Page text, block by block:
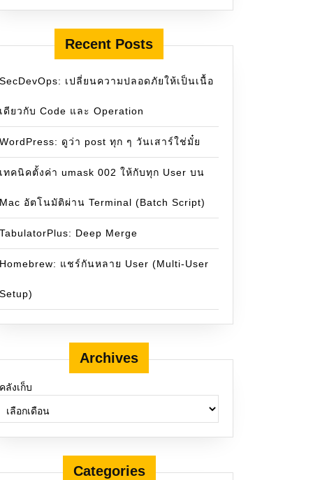
Recent Posts
SecDevOps: เปลี่ยนความปลอดภัยให้เป็นเนื้อ
เดียวกับ Code และ Operation
WordPress: ดูว่า post ทุก ๆ วันเสาร์ใช่มั๋ย
เทคนิคตั้งค่า umask 002 ให้กับทุก User บน
Mac อัตโนมัติผ่าน Terminal (Batch Script)
TabulatorPlus: Deep Merge
Homebrew: แชร์กันหลาย User (Multi-User
Setup)
Archives
คลังเก็บ
Categories